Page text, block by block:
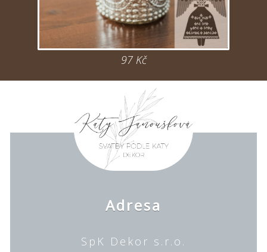
97 Kč
Adresa
SpK Dekor s.r.o.